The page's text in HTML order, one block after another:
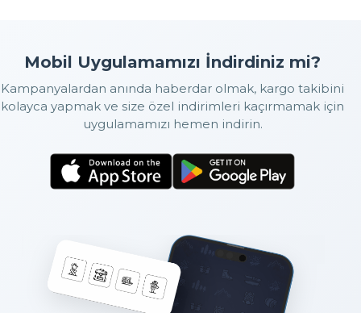
Mobil Uygulamamızı İndirdiniz mi?
Kampanyalardan anında haberdar olmak, kargo takibini
kolayca yapmak ve size özel indirimleri kaçırmamak için
uygulamamızı hemen indirin.